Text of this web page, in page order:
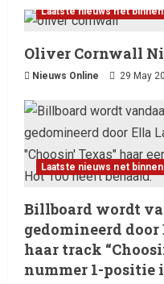
Laatste nieuws net binnen
Oliver Cornwall
Nieuws Online 29 May
Laatste nieuws net binnen
Billboard wordt
gedomineerd
haar track
nummer 1-positie